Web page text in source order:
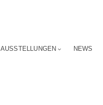
AUSSTELLUNGEN NEWS